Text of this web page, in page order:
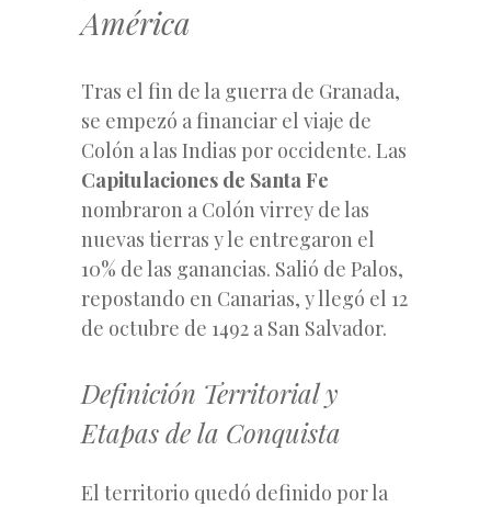
América
Tras el fin de la guerra de Granada,
se empezó a financiar el viaje de
Colón a las Indias por occidente. Las
Capitulaciones de Santa Fe
nombraron a Colón virrey de las
nuevas tierras y le entregaron el
10% de las ganancias. Salió de Palos,
repostando en Canarias, y llegó el 12
de octubre de 1492 a San Salvador.
Definición Territorial y
Etapas de la Conquista
El territorio quedó definido por la